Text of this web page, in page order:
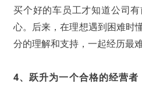
买个好的车员工才知道公司
心。后来，在理想遇到困难时
分的理解和支持，一起经历最难
4、跃升为一个合格的经营者